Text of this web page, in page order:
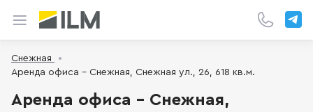
Снежная
Аренда офиса - Снежная, Снежная ул., 26, 618 кв.м.
Аренда офиса - Снежная,